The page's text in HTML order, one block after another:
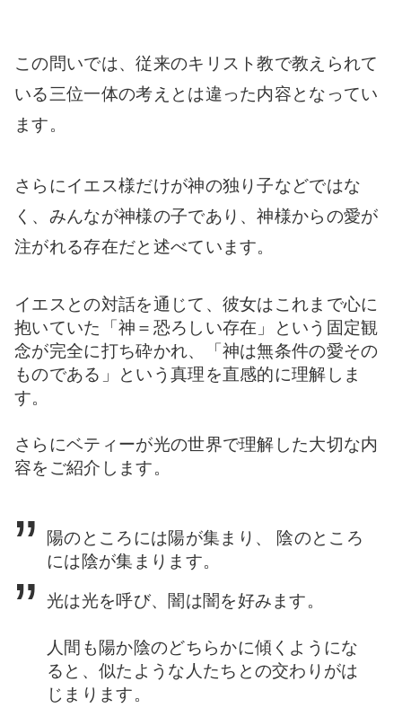
この問いでは、従来のキリスト教で教えられて
いる三位一体の考えとは違った内容となってい
ます。
さらにイエス様だけが神の独り子などではな
く、みんなが神様の子であり、神様からの愛が
注がれる存在だと述べています。
イエスとの対話を通じて、彼女はこれまで心に
抱いていた「神＝恐ろしい存在」という固定観
念が完全に打ち砕かれ、「神は無条件の愛その
ものである」という真理を直感的に理解しま
す。
さらにベティーが光の世界で理解した大切な内
容をご紹介します。
陽のところには陽が集まり、 陰のところ
には陰が集まります。
光は光を呼び、闇は闇を好みます。
人間も陽か陰のどちらかに傾くようにな
ると、似たような人たちとの交わりがは
じまります。